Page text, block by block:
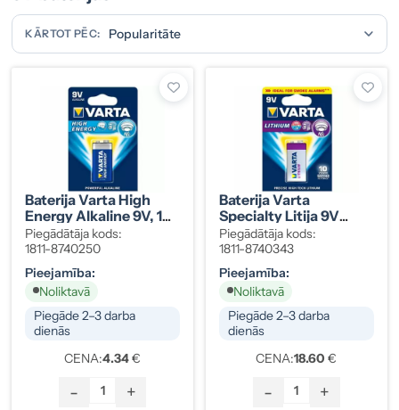
KĀRTOT PĒC:
Baterija Varta High
Energy Alkaline 9V, 1
Gab.
Piegādātāja kods:
1811-8740250
Pieejamība:
Noliktavā
Piegāde 2–3 darba
dienās
CENA:4.34€
- +
Baterija Varta
Specialty Litija 9V
(1022), 1 Gab.
Piegādātāja kods:
1811-8740343
Pieejamība:
Noliktavā
Piegāde 2–3 darba
dienās
CENA:18.60 €
- +